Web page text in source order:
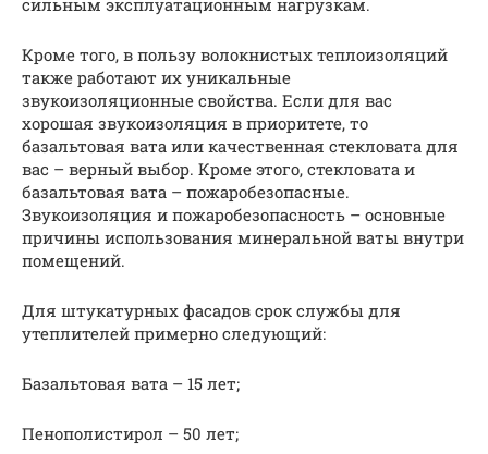
сильным эксплуатационным нагрузкам.
Кроме того, в пользу волокнистых теплоизоляций
также работают их уникальные
звукоизоляционные свойства. Если для вас
хорошая звукоизоляция в приоритете, то
базальтовая вата или качественная стекловата для
вас – верный выбор. Кроме этого, стекловата и
базальтовая вата – пожаробезопасные.
Звукоизоляция и пожаробезопасность – основные
причины использования минеральной ваты внутри
помещений.
Для штукатурных фасадов срок службы для
утеплителей примерно следующий:
Базальтовая вата – 15 лет;
Пенополистирол – 50 лет;